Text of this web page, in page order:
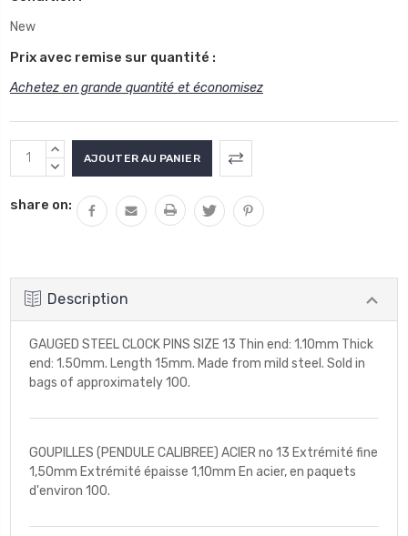
New
Prix avec remise sur quantité :
Achetez en grande quantité et économisez
Stock
actuel
AUGMENTER
LA
:
DIMINUER
QUANTITÉ
share on:
Description
GAUGED STEEL CLOCK PINS SIZE 13 Thin end: 1.10mm Thick
end: 1.50mm. Length 15mm. Made from mild steel. Sold in
bags of approximately 100.
GOUPILLES (PENDULE CALIBREE) ACIER no 13 Extrémité fine
1,50mm Extrémité épaisse 1,10mm En acier, en paquets
d'environ 100.